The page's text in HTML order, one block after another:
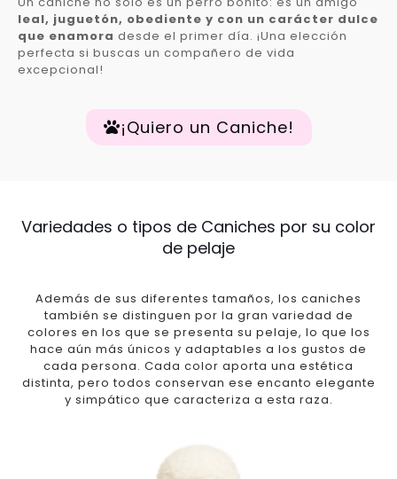
leal, juguetón, obediente y con un carácter dulce
que enamora desde el primer día. ¡Una elección
perfecta si buscas un compañero de vida
excepcional!
¡Quiero un Caniche!
Variedades o tipos de Caniches por su color
de pelaje
Además de sus diferentes tamaños, los caniches
también se distinguen por la gran variedad de
colores en los que se presenta su pelaje, lo que los
hace aún más únicos y adaptables a los gustos de
cada persona. Cada color aporta una estética
distinta, pero todos conservan ese encanto elegante
y simpático que caracteriza a esta raza.